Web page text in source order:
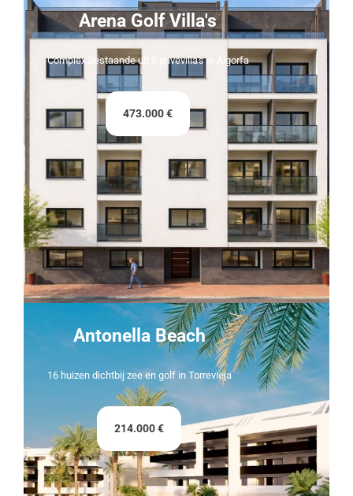
Arena Golf Villa's
Complex bestaande uit 8 privévilla's in Algorfa
473.000 €
Antonella Beach
16 huizen dichtbij zee en golf in Torrevieja
214.000 €